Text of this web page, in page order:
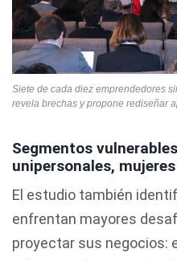
Siete de cada diez emprendedores
revela brechas y propone rediseñar
Segmentos
unipersonales,
El estudio también
enfrentan mayores
proyectar sus negocios: